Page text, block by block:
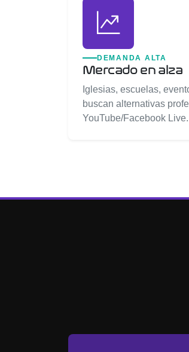
DEMANDA ALTA
Mercado en alza
Iglesias, escuelas,
buscan alternativas
YouTube/Facebook Live.